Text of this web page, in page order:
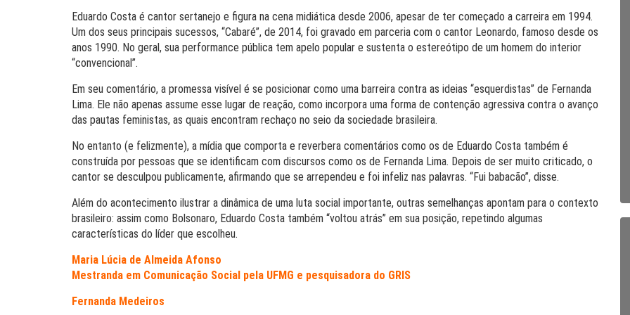
Eduardo Costa é cantor sertanejo e figura na cena midiática desde 2006, apesar de ter começado a carreira em 1994.
Um dos seus principais sucessos, “Cabaré”, de 2014, foi gravado em parceria com o cantor Leonardo, famoso desde os
anos 1990. No geral, sua performance pública tem apelo popular e sustenta o estereótipo de um homem do interior
“convencional”.
Em seu comentário, a promessa visível é se posicionar como uma barreira contra as ideias “esquerdistas” de Fernanda
Lima. Ele não apenas assume esse lugar de reação, como incorpora uma forma de contenção agressiva contra o avanço
das pautas feministas, as quais encontram rechaço no seio da sociedade brasileira.
No entanto (e felizmente), a mídia que comporta e reverbera comentários como os de Eduardo Costa também é
construída por pessoas que se identificam com discursos como os de Fernanda Lima. Depois de ser muito criticado, o
cantor se desculpou publicamente, afirmando que se arrependeu e foi infeliz nas palavras. “Fui babacão”, disse.
Além do acontecimento ilustrar a dinâmica de uma luta social importante, outras semelhanças apontam para o contexto
brasileiro: assim como Bolsonaro, Eduardo Costa também “voltou atrás” em sua posição, repetindo algumas
características do líder que escolheu.
Maria Lúcia de Almeida Afonso
Mestranda em Comunicação Social pela UFMG e pesquisadora do GRIS
Fernanda Medeiros